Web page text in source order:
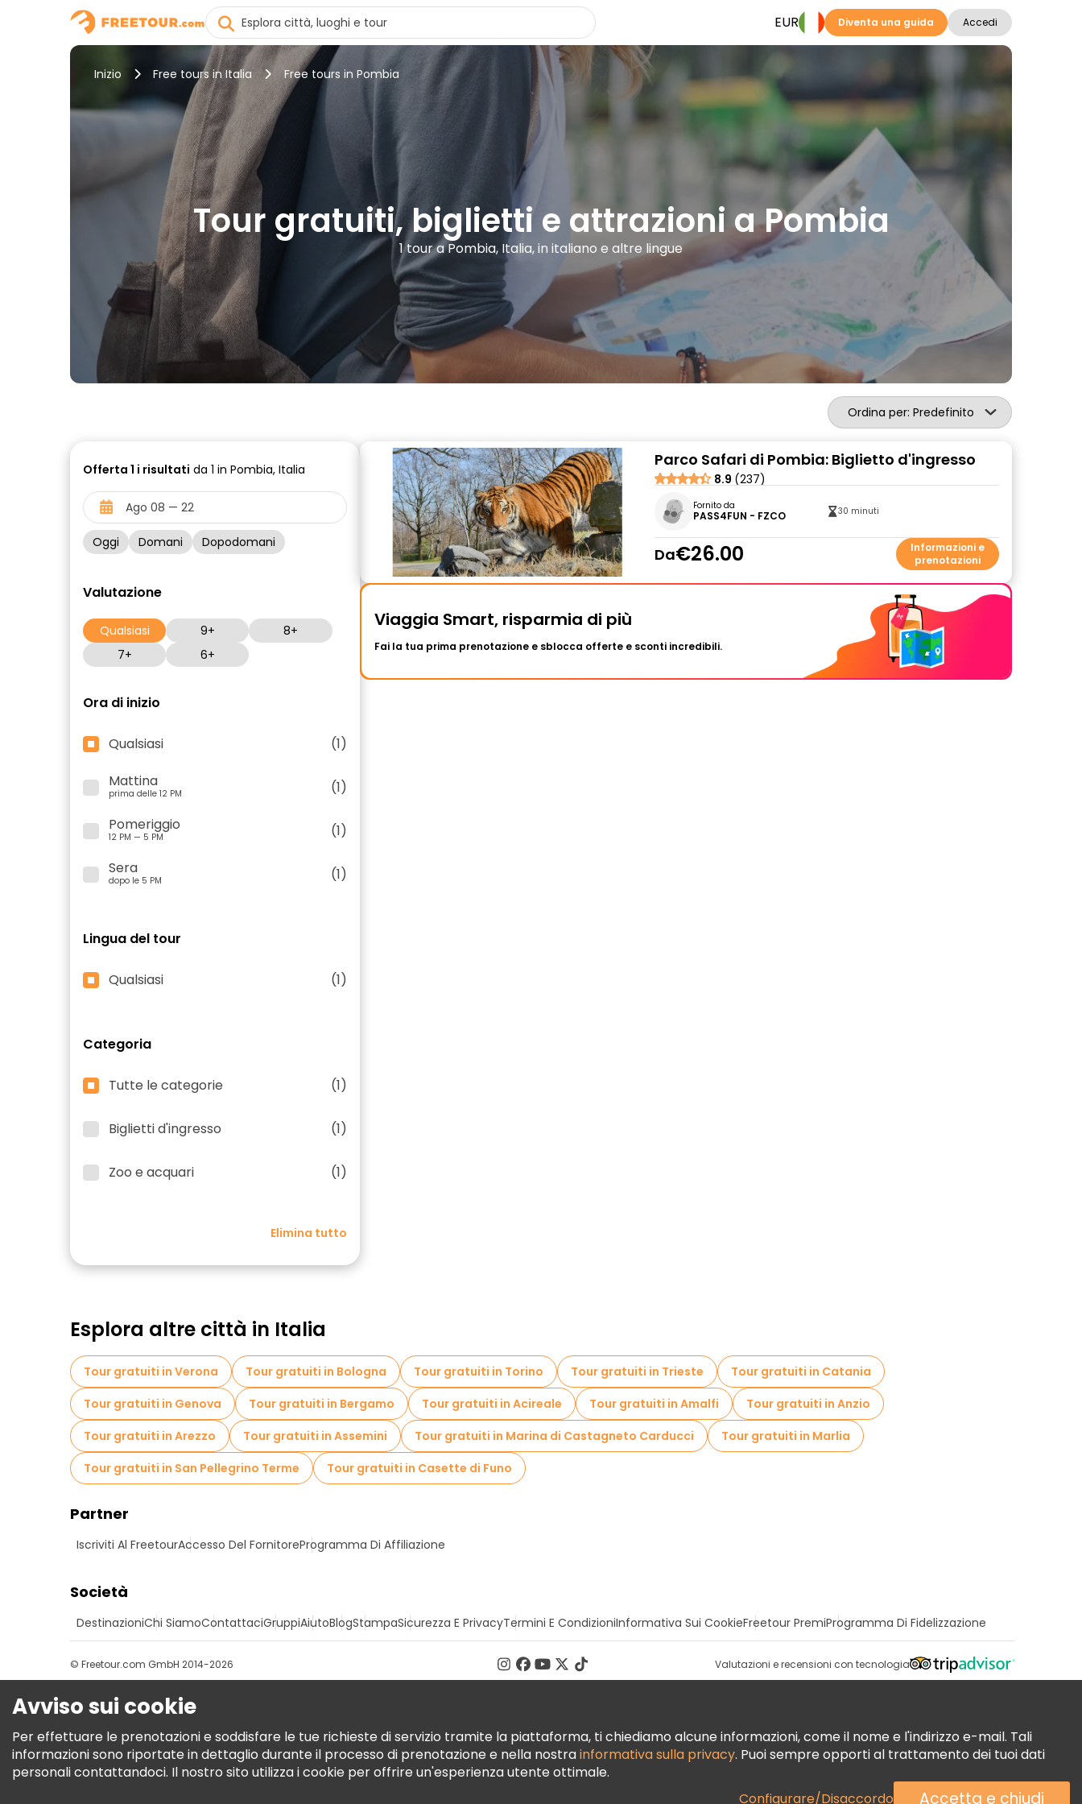
EUR Diventa una guida Accedi
Inizio Free tours in Italia Free tours in Pombia
Tour gratuiti, biglietti e attrazioni a Pombia
1 tour a Pombia, Italia, in italiano e altre lingue
Ordina per: Predefinito
Offerta 1 i risultati da 1 in Pombia, Italia
Oggi Domani Dopodomani
Valutazione
Qualsiasi 9+
8+
7+
6+
Ora di inizio
Qualsiasi
(1)
Mattina
prima delle 12 PM
(1)
Pomeriggio
12 PM — 5 PM
(1)
Sera
dopo le 5 PM (1)
Lingua del tour
Qualsiasi (1)
Categoria
Tutte le categorie (1)
Biglietti d'ingresso (1)
Zoo e acquari (1)
Elimina tutto
Parco Safari di Pombia: Biglietto d'ingresso
8.9 (237)
Fornito da
PASS4FUN - FZCO 30 minuti
Da€26.00
Informazioni e
prenotazioni
Viaggia Smart, risparmia di più
Fai la tua prima prenotazione e sblocca offerte e sconti incredibili.
Esplora altre città in Italia
Tour gratuiti in Verona Tour gratuiti in Bologna Tour gratuiti in Torino Tour gratuiti in Trieste
Tour gratuiti in Catania
Tour gratuiti in Genova
Tour gratuiti in Bergamo Tour gratuiti in Acireale Tour gratuiti in Amalfi
Tour gratuiti in Anzio
Tour gratuiti in Arezzo
Tour gratuiti in Assemini Tour gratuiti in Marina di Castagneto Carducci
Tour gratuiti in Marlia
Tour gratuiti in San Pellegrino Terme
Tour gratuiti in Casette di Funo
Partner
Iscriviti Al FreetourAccesso Del FornitoreProgramma Di Affiliazione
Società
DestinazioniChi SiamoContattaciGruppiAiutoBlogStampaSicurezza E PrivacyTermini E CondizioniInformativa Sui CookieFreetour PremiProgramma Di Fidelizzazione
Valutazioni e recensioni con tecnologia
© Freetour.com GmbH 2014-2026
Avviso sui cookie
Per effettuare le prenotazioni e soddisfare le tue richieste di servizio tramite la piattaforma, ti chiediamo alcune informazioni, come il nome e l'indirizzo e-mail. Tali
informazioni sono riportate in dettaglio durante il processo di prenotazione e nella nostrainformativa sulla privacy. Puoi sempre opporti al trattamento dei tuoi dati
personali contattandoci. Il nostro sito utilizza i cookie per offrire un'esperienza utente ottimale.
Configurare/Disaccordo
Accetta e chiudi